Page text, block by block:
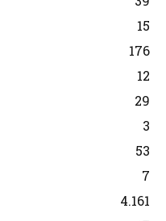
15
176
12
29
3
53
7
4.161